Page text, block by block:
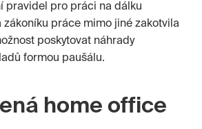
pravidel pro práci na dálku
zákoníku práce mimo jiné zakotvila
poskytovat náhrady
formou paušálu.
home office